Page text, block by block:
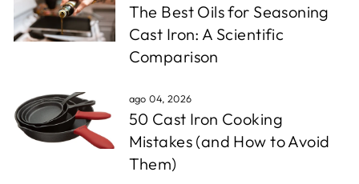
The Best Oils for Seasoning
Cast Iron: A Scientific
Comparison
ago 04, 2026
50 Cast Iron Cooking
Mistakes (and How to Avoid
Them)